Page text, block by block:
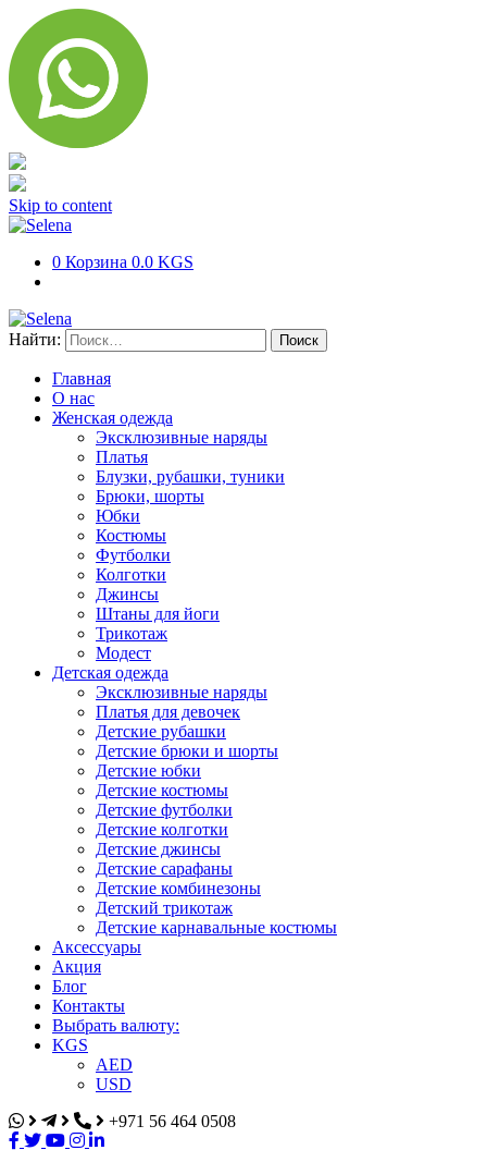
Skip to content
0 Корзина 0.0 KGS
Найти:
Главная
О нас
Женская одежда
Эксклюзивные наряды
Платья
Блузки, рубашки, туники
Брюки, шорты
Юбки
Костюмы
Футболки
Колготки
Джинсы
Штаны для йоги
Трикотаж
Модест
Детская одежда
Эксклюзивные наряды
Платья для девочек
Детские рубашки
Детские брюки и шорты
Детские юбки
Детские костюмы
Детские футболки
Детские колготки
Детские джинсы
Детские сарафаны
Детские комбинезоны
Детский трикотаж
Детские карнавальные костюмы
Аксессуары
Акция
Блог
Контакты
Выбрать валюту:
KGS
AED
USD
+971 56 464 0508